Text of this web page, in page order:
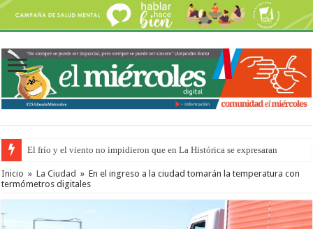
El frío y el viento no impidieron que en La Histórica se expresaran
Inicio » La Ciudad » En el ingreso a la ciudad tomarán la temperatura con
termómetros digitales